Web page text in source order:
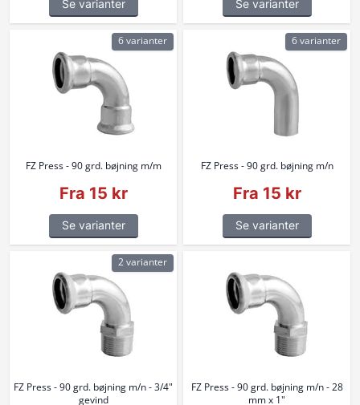
Se varianter Se varianter
FZ Press - 90 grd. bøjning m/m
Fra 15 kr
Se varianter
6 varianter
FZ Press - 90 grd. bøjning m/n
Fra 15 kr
Se varianter
6 varianter
FZ Press - 90 grd. bøjning m/n - 3/4"
gevind
2 varianter
FZ Press - 90 grd. bøjning m/n - 28
mm x 1"